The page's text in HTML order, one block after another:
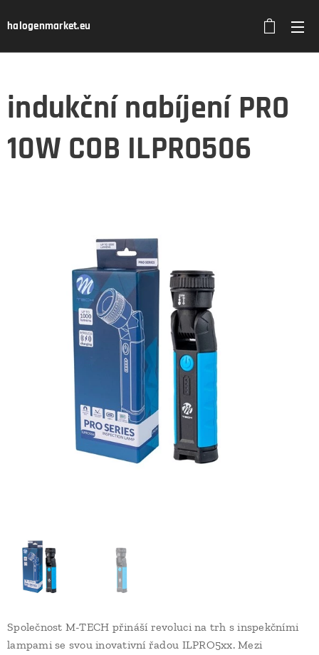
halogenmarket.eu
indukční nabíjení PRO
10W COB ILPRO506
Společnost M-TECH přináší revoluci na trh s inspekčními
lampami se svou inovativní řadou ILPRO5xx. Mezi